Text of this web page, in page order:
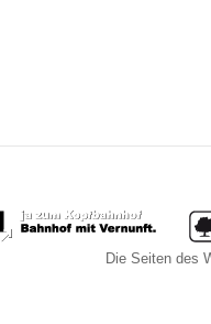
Die Seiten des